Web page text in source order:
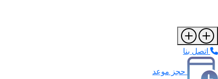
اتصل بنا
حجز موعد